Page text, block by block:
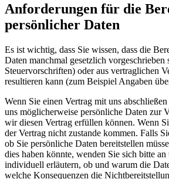
Anforderungen für die
persönlicher Daten
Es ist wichtig, dass Sie wissen, dass die
Daten manchmal gesetzlich vorgeschrieben
Steuervorschriften) oder aus vertraglichen
resultieren kann (zum Beispiel Angaben
Wenn Sie einen Vertrag mit uns
uns möglicherweise persönliche Daten zur
wir diesen Vertrag erfüllen können. Wenn
der Vertrag nicht zustande kommen. Falls
ob Sie persönliche Daten bereitstellen
dies haben könnte, wenden Sie sich bitte
individuell erläutern, ob und warum die
welche Konsequenzen die